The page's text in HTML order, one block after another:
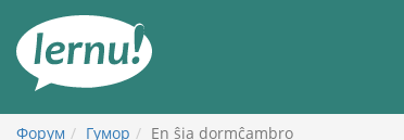
змісту
Форум Гумор En ŝia dormĉambro